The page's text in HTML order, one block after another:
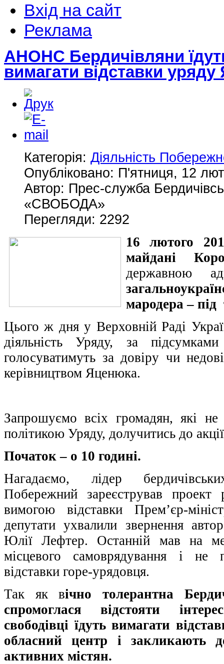
Вхід на сайт
Реклама
АНОНС Бердичівляни
вимагати відставки
Категорія: Діяльність
Опубліковано: П'ятниця, 12
Автор: Прес-служба
«СВОБОДА»
Перегляди: 2292
16 лютого
майдані
державною
мародера –
Цього ж дня у Верховній Раді
діяльність Уряду, за
голосуватимуть за довіру чи
керівництвом Яценюка.
Запрошуємо всіх громадян, які не
політикою Уряду, долучитись до
Початок – о 10 годині.
Нагадаємо, лідер
Побережний зареєстрував
вимогою відставки Прем’єр-
депутати ухвалили звернення
Юлії Лефтер. Останній мав на
місцевого самоврядування і не
відставки горе-урядовця.
Так як вічно толерантна
спромоглася відстояти
свободівці їдуть вимагати
обласний центр і закликають
активних містян.